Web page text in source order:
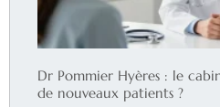
Dr Pommier Hyères : le
de nouveaux patients ?